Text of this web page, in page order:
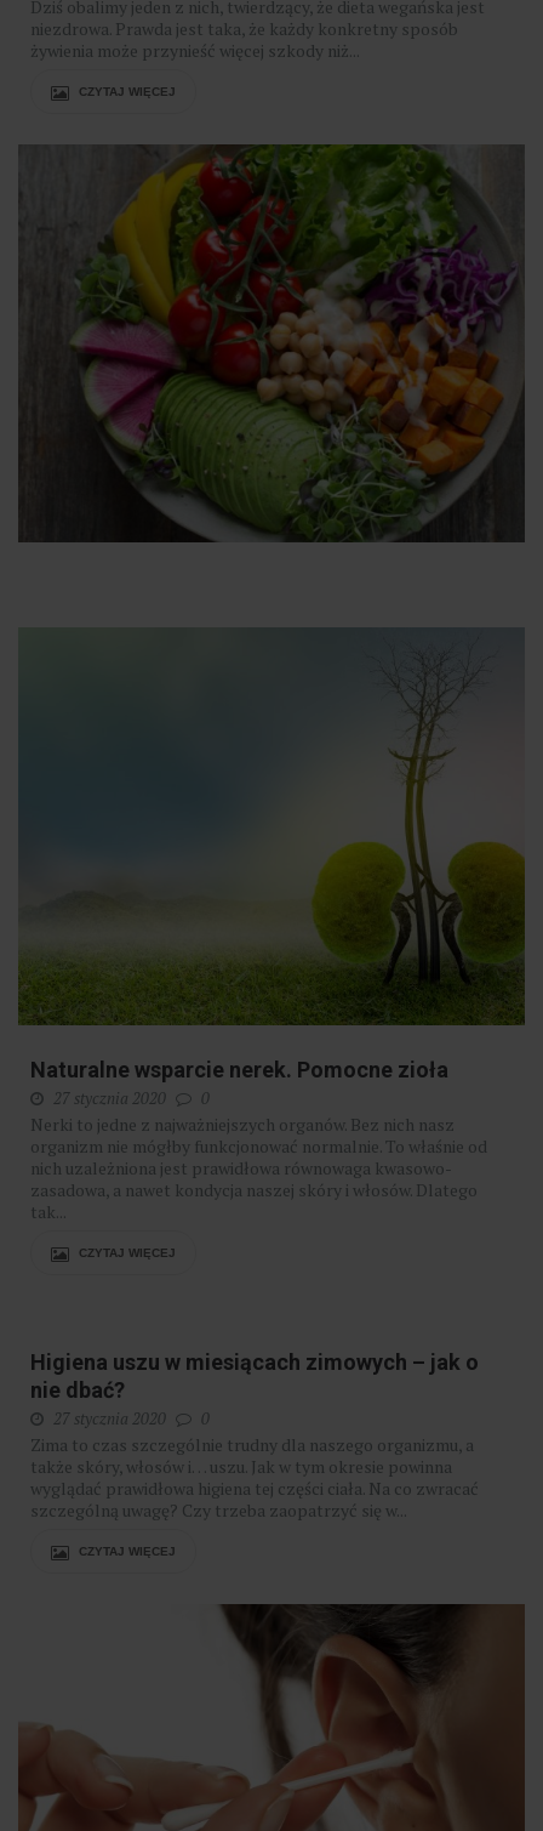
Dziś obalimy jeden z nich, twierdzący, że dieta wegańska jest
niezdrowa. Prawda jest taka, że każdy konkretny sposób
żywienia może przynieść więcej szkody niż...
CZYTAJ WIĘCEJ
Naturalne wsparcie nerek. Pomocne zioła
27 stycznia 2020 0
Nerki to jedne z najważniejszych organów. Bez nich nasz
organizm nie mógłby funkcjonować normalnie. To właśnie od
nich uzależniona jest prawidłowa równowaga kwasowo-
zasadowa, a nawet kondycja naszej skóry i włosów. Dlatego
tak...
CZYTAJ WIĘCEJ
Higiena uszu w miesiącach zimowych – jak o
nie dbać?
27 stycznia 2020 0
Zima to czas szczególnie trudny dla naszego organizmu, a
także skóry, włosów i… uszu. Jak w tym okresie powinna
wyglądać prawidłowa higiena tej części ciała. Na co zwracać
szczególną uwagę? Czy trzeba zaopatrzyć się w...
CZYTAJ WIĘCEJ